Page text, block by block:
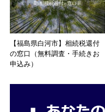
【福島県白河市】相続税還付
の窓口（無料調査・手続きお
申込み）